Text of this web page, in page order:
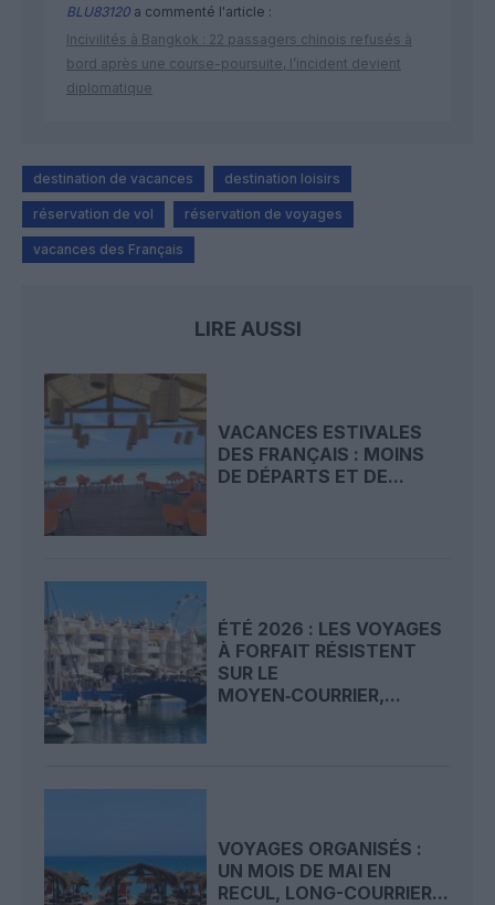
BLU83120 a commenté l'article :
Incivilités à Bangkok : 22 passagers chinois refusés à
bord après une course-poursuite, l’incident devient
diplomatique
destination de vacances destination loisirs
réservation de vol réservation de voyages
vacances des Français
LIRE AUSSI
VACANCES ESTIVALES
DES FRANÇAIS : MOINS
DE DÉPARTS ET DE...
ÉTÉ 2026 : LES VOYAGES
À FORFAIT RÉSISTENT
SUR LE
MOYEN‑COURRIER,...
VOYAGES ORGANISÉS :
UN MOIS DE MAI EN
RECUL, LONG-COURRIER...